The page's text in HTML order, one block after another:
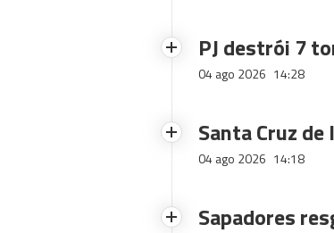
PJ destrói 7
04 ago 2026 14:28
Santa Cruz
04 ago 2026 14:18
Sapadores